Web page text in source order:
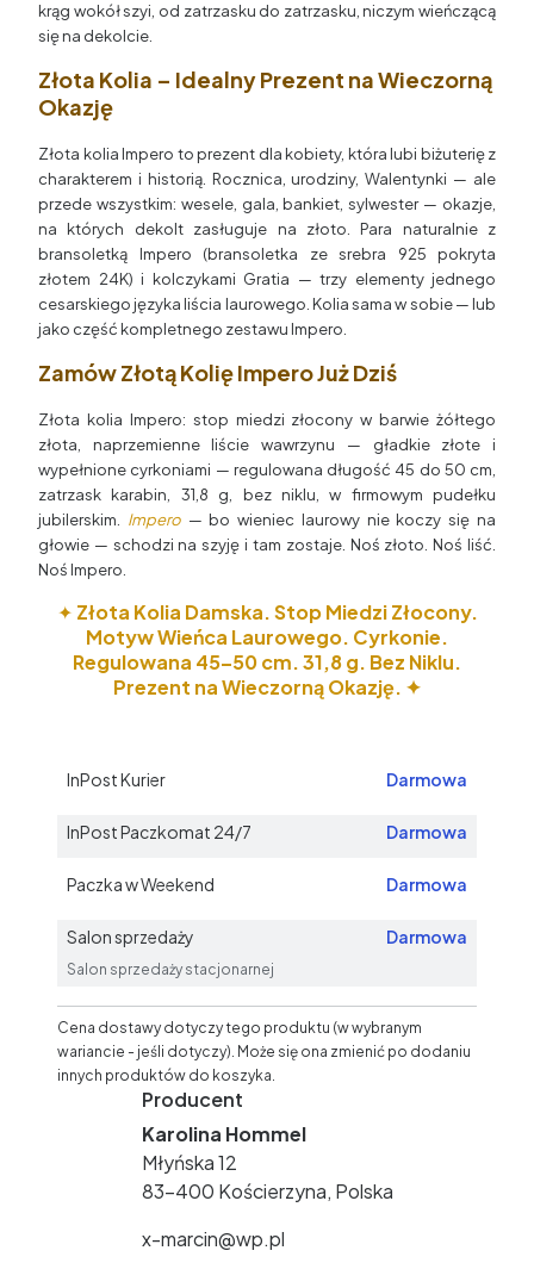
krąg wokół szyi, od zatrzasku do zatrzasku, niczym wieńczącą
się na dekolcie.
Złota Kolia – Idealny Prezent na Wieczorną
Okazję
Złota kolia Impero to prezent dla kobiety, która lubi biżuterię z
charakterem i historią. Rocznica, urodziny, Walentynki — ale
przede wszystkim: wesele, gala, bankiet, sylwester — okazje,
na których dekolt zasługuje na złoto. Para naturalnie z
bransoletką Impero (bransoletka ze srebra 925 pokryta
złotem 24K) i kolczykami Gratia — trzy elementy jednego
cesarskiego języka liścia laurowego. Kolia sama w sobie — lub
jako część kompletnego zestawu Impero.
Zamów Złotą Kolię Impero Już Dziś
Złota kolia Impero: stop miedzi złocony w barwie żółtego
złota, naprzemienne liście wawrzynu — gładkie złote i
wypełnione cyrkoniami — regulowana długość 45 do 50 cm,
zatrzask karabin, 31,8 g, bez niklu, w firmowym pudełku
jubilerskim. Impero— bo wieniec laurowy nie koczy się na
głowie — schodzi na szyję i tam zostaje. Noś złoto. Noś liść.
Noś Impero.
✦ Złota Kolia Damska. Stop Miedzi Złocony.
Motyw Wieńca Laurowego. Cyrkonie.
Regulowana 45–50 cm. 31,8 g. Bez Niklu.
Prezent na Wieczorną Okazję. ✦
InPost Kurier Darmowa
InPost Paczkomat 24/7 Darmowa
Paczka w Weekend Darmowa
Salon sprzedaży Darmowa
Salon sprzedaży stacjonarnej
Cena dostawy dotyczy tego produktu (w wybranym
wariancie - jeśli dotyczy). Może się ona zmienić po dodaniu
innych produktów do koszyka.
Producent
Karolina Hommel
Młyńska 12
83-400 Kościerzyna, Polska
x-marcin@wp.pl